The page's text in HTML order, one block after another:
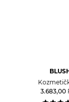
3.683,00